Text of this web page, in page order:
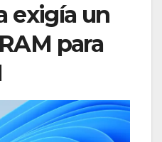
exigía un
para